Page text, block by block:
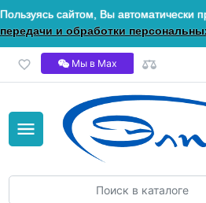
Пользуясь сайтом, Вы автоматически
передачи и обработки
Мы в Мах